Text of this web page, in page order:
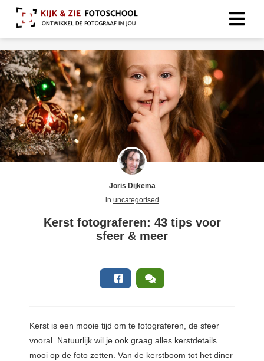
Joris Dijkema
in uncategorised
Kerst fotograferen: 43 tips voor
sfeer & meer
Kerst is een mooie tijd om te fotograferen, de sfeer
vooral. Natuurlijk wil je ook graag alles kerstdetails
mooi op de foto zetten. Van de kerstboom tot het diner